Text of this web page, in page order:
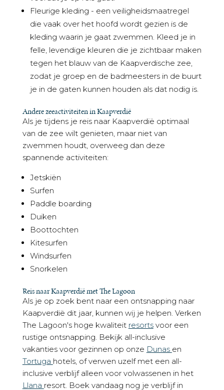
Fleurige kleding - een veiligheidsmaatregel
die vaak over het hoofd wordt gezien is de
kleding waarin je gaat zwemmen. Kleed je in
felle, levendige kleuren die je zichtbaar maken
tegen het blauw van de Kaapverdische zee,
zodat je groep en de badmeesters in de buurt
je in de gaten kunnen houden als dat nodig is.
Andere zeeactiviteiten in Kaapverdië
Als je tijdens je reis naar Kaapverdië optimaal
van de zee wilt genieten, maar niet van
zwemmen houdt, overweeg dan deze
spannende activiteiten:
Jetskiën
Surfen
Paddle boarding
Duiken
Boottochten
Kitesurfen
Windsurfen
Snorkelen
Reis naar Kaapverdië met The Lagoon
Als je op zoek bent naar een ontsnapping naar
Kaapverdië dit jaar, kunnen wij je helpen. Verken
The Lagoon's hoge kwaliteit resortsvoor een
rustige ontsnapping. Bekijk all-inclusive
vakanties voor gezinnen op onze Dunas en
Tortuga hotels, of verwen uzelf met een all-
inclusive verblijf alleen voor volwassenen in het
Llana resort. Boek vandaag nog je verblijf in